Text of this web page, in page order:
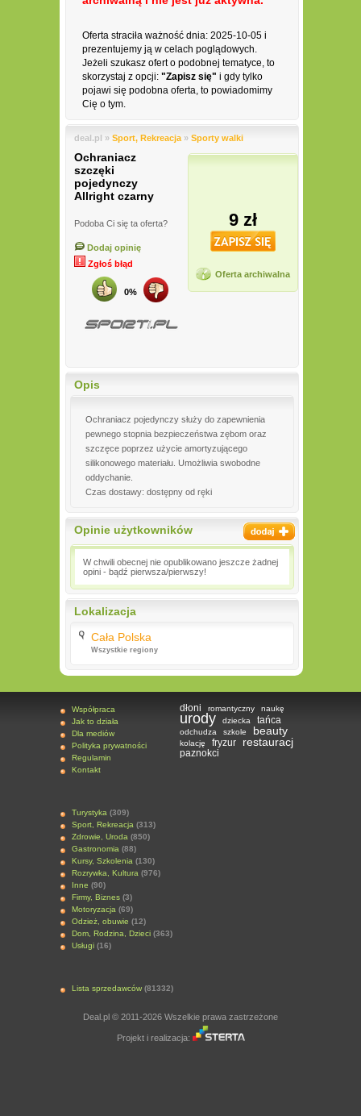
Oferta straciła ważność dnia: 2025-10-05 i
prezentujemy ją w celach poglądowych.
Jeżeli szukasz ofert o podobnej tematyce, to
skorzystaj z opcji: "Zapisz się" i gdy tylko
pojawi się podobna oferta, to powiadomimy
Cię o tym.
deal.pl » Sport, Rekreacja » Sporty walki
Ochraniacz
szczęki
pojedynczy
Allright czarny
Podoba Ci się ta oferta?
Dodaj opinię
Zgłoś błąd
0%
9 zł
Oferta archiwalna
Opis
Ochraniacz pojedynczy służy do zapewnienia
pewnego stopnia bezpieczeństwa zębom oraz
szczęce poprzez użycie amortyzującego
silikonowego materiału. Umożliwia swobodne
oddychanie.
Czas dostawy: dostępny od ręki
Opinie użytkowników
W chwili obecnej nie opublikowano jeszcze żadnej
opini - bądź pierwsza/pierwszy!
Lokalizacja
Cała Polska
Wszystkie regiony
Współpraca
Jak to działa
Dla mediów
Polityka prywatności
Regulamin
Kontakt
Turystyka (309)
Sport, Rekreacja (313)
Zdrowie, Uroda (850)
Gastronomia (88)
Kursy, Szkolenia (130)
Rozrywka, Kultura (976)
Inne (90)
Firmy, Biznes (3)
Motoryzacja (69)
Odzież, obuwie (12)
Dom, Rodzina, Dzieci (363)
Usługi (16)
Lista sprzedawców (81332)
dłoni romantyczny naukę
urody dziecka tańca
odchudza szkole beauty
kolację fryzur restauracj
paznokci
Deal.pl © 2011-2026 Wszelkie prawa zastrzeżone
Projekt i realizacja: